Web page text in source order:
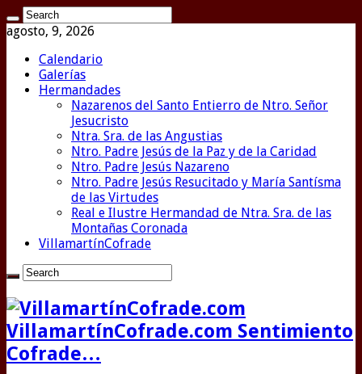
agosto, 9, 2026
Calendario
Galerías
Hermandades
Nazarenos del Santo Entierro de Ntro. Señor
Jesucristo
Ntra. Sra. de las Angustias
Ntro. Padre Jesús de la Paz y de la Caridad
Ntro. Padre Jesús Nazareno
Ntro. Padre Jesús Resucitado y María Santísma
de las Virtudes
Real e Ilustre Hermandad de Ntra. Sra. de las
Montañas Coronada
VillamartínCofrade
VillamartínCofrade.com Sentimiento
Cofrade…